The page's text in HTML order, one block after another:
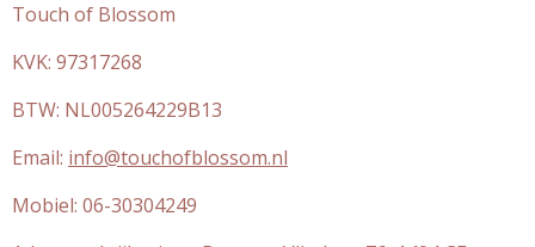
Touch of Blossom
KVK: 97317268
BTW: NL005264229B13
Email: info@touchofblossom.nl
Mobiel: 06-30304249